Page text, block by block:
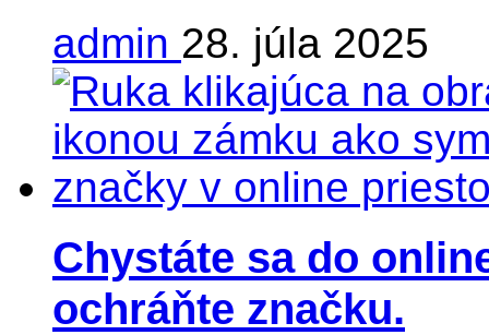
admin 28. júla 2025
Chystáte sa do
ochráňte značku.